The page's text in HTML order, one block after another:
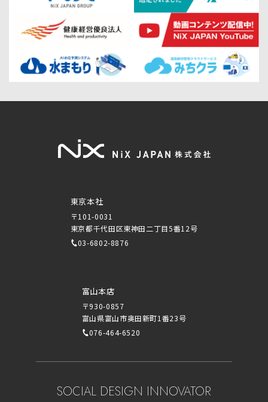
東京本社
〒101-0031
東京都千代田区東神田二丁目5番12号
03-6802-8876
富山本店
〒930-0857
富山県富山市奥田新町1番23号
076-464-6520
SOCIAL DESIGN INNOVATOR